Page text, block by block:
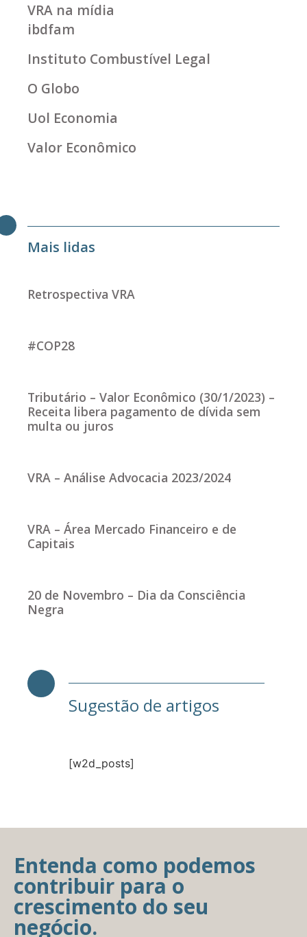
VRA na mídia
ibdfam
Instituto Combustível Legal
O Globo
Uol Economia
Valor Econômico
Mais lidas
Retrospectiva VRA
#COP28
Tributário – Valor Econômico (30/1/2023) –
Receita libera pagamento de dívida sem
multa ou juros
VRA – Análise Advocacia 2023/2024
VRA – Área Mercado Financeiro e de
Capitais
20 de Novembro – Dia da Consciência
Negra
Sugestão de artigos
[w2d_posts]
Entenda como podemos
contribuir para o
crescimento do seu
negócio.